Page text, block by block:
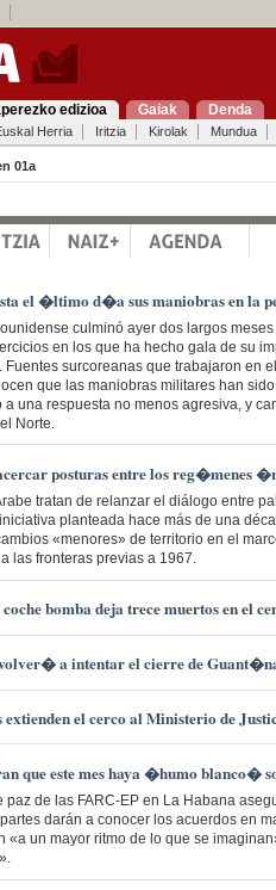
edizioa Gaiak Denda
Herria Iritzia Kirolak Mundua
01a
el �ltimo d�a sus maniobras en la
culminó ayer dos largos
en los que ha hecho gala de su
Fuentes surcoreanas que trabajaron en
que las maniobras militares han
una respuesta no menos agresiva, y
Norte.
posturas entre los reg�menes
tratan de relanzar el diálogo entre
planteada hace más de una
«menores» de territorio en el
las fronteras previas a 1967.
bomba deja trece muertos en el
a intentar el cierre de
el cerco al Ministerio de
que este mes haya �humo blanco�
paz de las FARC-EP en La Habana
darán a conocer los acuerdos en
«a un mayor ritmo de lo que se